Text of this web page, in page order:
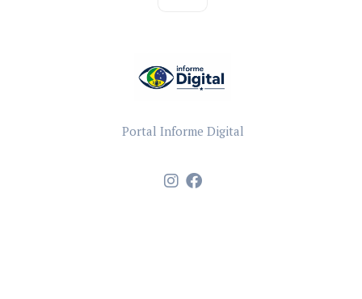
Portal Informe Digital